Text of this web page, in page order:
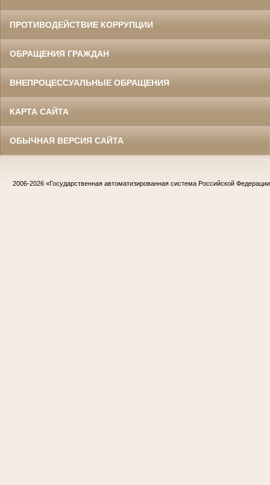
ПРОТИВОДЕЙСТВИЕ КОРРУПЦИИ
ОБРАЩЕНИЯ ГРАЖДАН
ВНЕПРОЦЕССУАЛЬНЫЕ ОБРАЩЕНИЯ
КАРТА САЙТА
ОБЫЧНАЯ ВЕРСИЯ САЙТА
2006-2026 «Государственная автоматизированная система Российской